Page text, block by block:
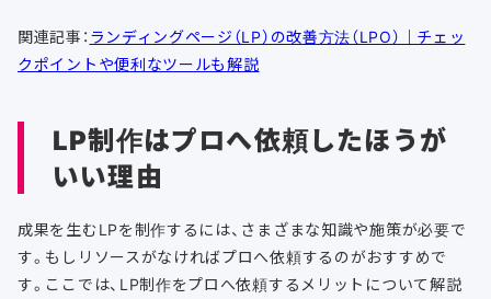
関連記事： ランディングページ（LP）の改善方法（LPO）｜チェッ
クポイントや便利なツールも解説
LP制作はプロへ依頼したほうが
いい理由
成果を生むLPを制作するには、さまざまな知識や施策が必要で
す。もしリソースがなければプロへ依頼するのがおすすめで
す。ここでは、LP制作をプロへ依頼するメリットについて解説